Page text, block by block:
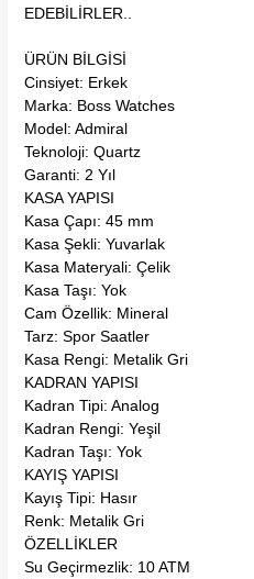
EDEBİLİRLER..
ÜRÜN BİLGİSİ
Cinsiyet: Erkek
Marka: Boss Watches
Model: Admiral
Teknoloji: Quartz
Garanti: 2 Yıl
KASA YAPISI
Kasa Çapı: 45 mm
Kasa Şekli: Yuvarlak
Kasa Materyali: Çelik
Kasa Taşı: Yok
Cam Özellik: Mineral
Tarz: Spor Saatler
Kasa Rengi: Metalik Gri
KADRAN YAPISI
Kadran Tipi: Analog
Kadran Rengi: Yeşil
Kadran Taşı: Yok
KAYIŞ YAPISI
Kayış Tipi: Hasır
Renk: Metalik Gri
ÖZELLİKLER
Su Geçirmezlik: 10 ATM